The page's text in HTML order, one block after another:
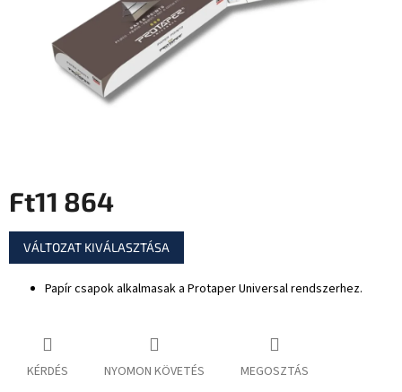
Ft11 864
Egységár:
VÁLTOZAT KIVÁLASZTÁSA
Papír csapok alkalmasak a Protaper Universal rendszerhez.
KÉRDÉS NYOMON KÖVETÉS MEGOSZTÁS